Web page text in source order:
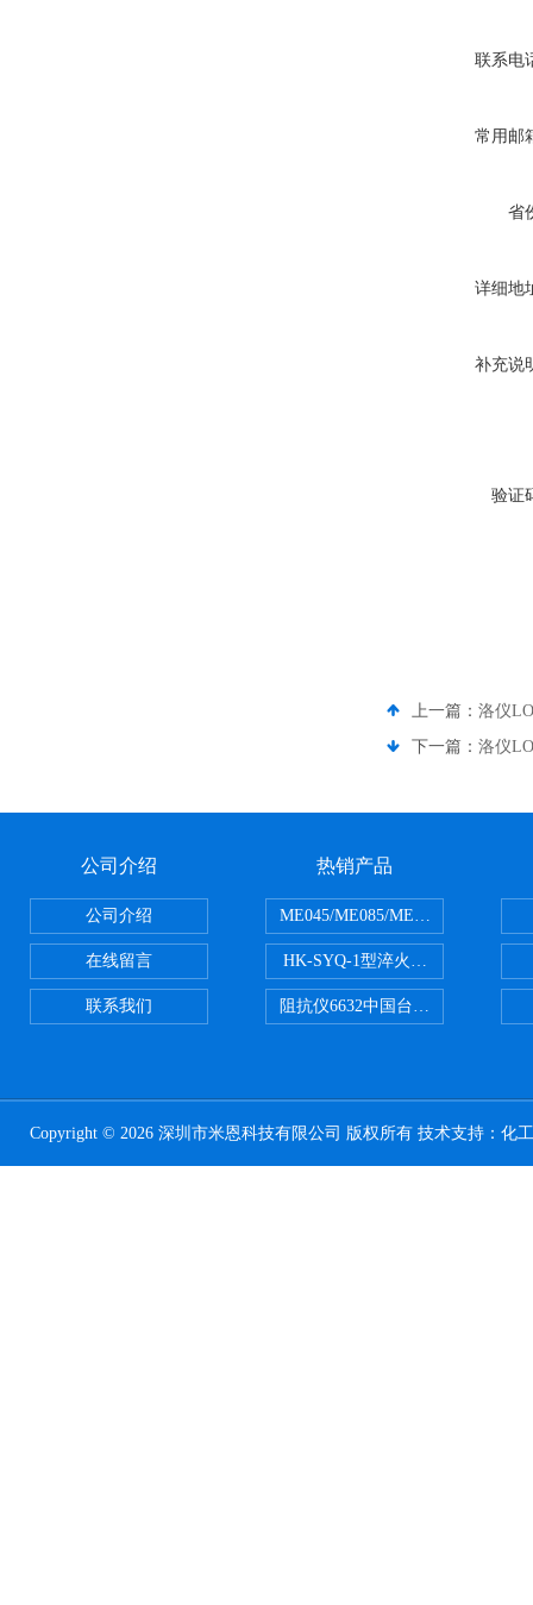
联系电
常用邮
省
详细地
补充说
验证
上一篇： 洛仪
下一篇： 洛仪
公司介绍
公司介绍
在线留言
联系我们
热销产品
ME045/ME085/ME150ME系列
HK-SYQ-1型淬火介质冷却性能测
阻抗仪6632中国台湾益和
Copyright © 2026 深圳市米恩科技有限公司 版权所有 技术支持： 化